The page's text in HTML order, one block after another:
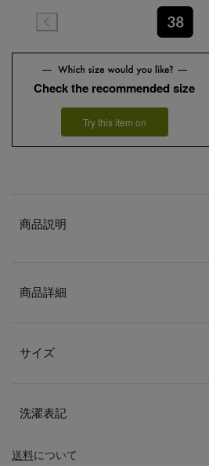
38
Check the recommended size
Try this item on
送料について
商品説明
商品詳細
サイズ
洗濯表記